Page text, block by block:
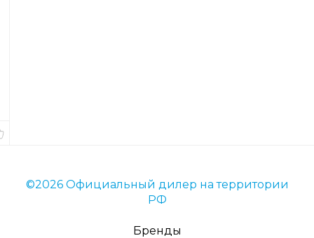
©2026 Официальный дилер на территории
РФ
Бренды